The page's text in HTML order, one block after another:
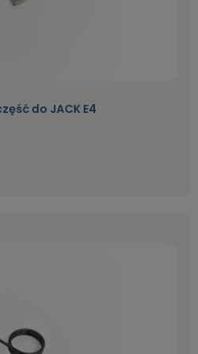
do JACK E4